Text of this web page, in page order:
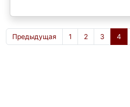
Предыдущая 1 2 3 4